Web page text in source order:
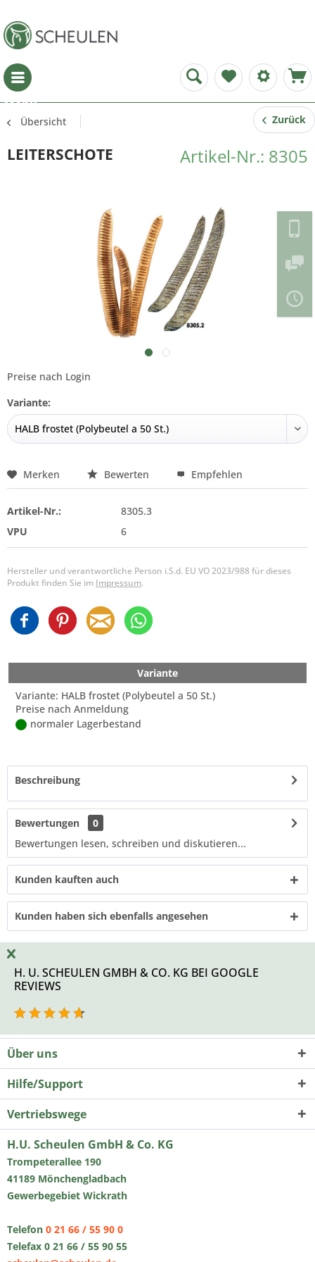
Menü
Übersicht Zurück
Artikel-Nr.: 8305
LEITERSCHOTE
Preise nach Login
Variante:
Merken Bewerten Empfehlen
Artikel-Nr.:
8305.3
VPU
6
Hersteller und verantwortliche Person i.S.d. EU VO 2023/988 für dieses
Produkt finden Sie im Impressum.
Variante
Variante: HALB frostet (Polybeutel a 50 St.)
Preise nach Anmeldung
normaler Lagerbestand
Beschreibung
Bewertungen
0
Bewertungen lesen, schreiben und diskutieren...
Kunden kauften auch
Kunden haben sich ebenfalls angesehen
H. U. SCHEULEN GMBH & CO. KG BEI GOOGLE
REVIEWS
Über uns
Hilfe/Support
Vertriebswege
H.U. Scheulen GmbH & Co. KG
Trompeterallee 190
41189 Mönchengladbach
Gewerbegebiet Wickrath
Telefon 0 21 66 / 55 90 0
Telefax 0 21 66 / 55 90 55